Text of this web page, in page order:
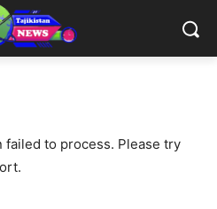
failed to process. Please try